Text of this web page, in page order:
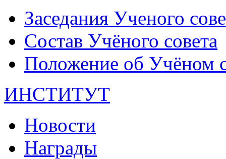
Заседания Ученого
Состав Учёного совета
Положение об Учёном
ИНСТИТУТ
Новости
Награды